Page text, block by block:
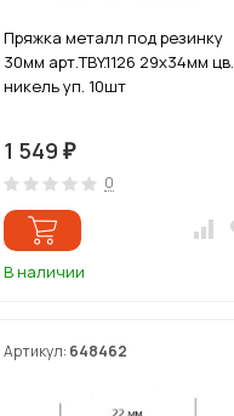
Пряжка металл под резинку
30мм арт.TBY.1126 29х34мм цв.
никель уп. 10шт
1 549 ₽
0
В наличии
Артикул: 648462